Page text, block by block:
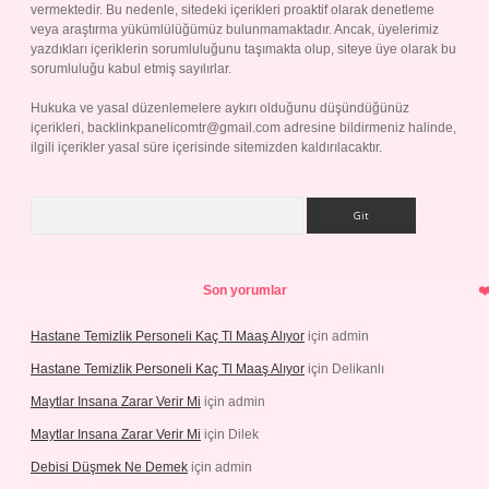
vermektedir. Bu nedenle, sitedeki içerikleri proaktif olarak denetleme
veya araştırma yükümlülüğümüz bulunmamaktadır. Ancak, üyelerimiz
yazdıkları içeriklerin sorumluluğunu taşımakta olup, siteye üye olarak bu
sorumluluğu kabul etmiş sayılırlar.
Hukuka ve yasal düzenlemelere aykırı olduğunu düşündüğünüz
içerikleri, backlinkpanelicomtr@gmail.com adresine bildirmeniz halinde,
ilgili içerikler yasal süre içerisinde sitemizden kaldırılacaktır.
Son yorumlar
Hastane Temizlik Personeli Kaç Tl Maaş Alıyor için admin
Hastane Temizlik Personeli Kaç Tl Maaş Alıyor için Delikanlı
Maytlar Insana Zarar Verir Mi için admin
Maytlar Insana Zarar Verir Mi için Dilek
Debisi Düşmek Ne Demek için admin